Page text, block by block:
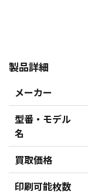
製品詳細
メーカー
型番・モデル
名
買取価格
印刷可能枚数